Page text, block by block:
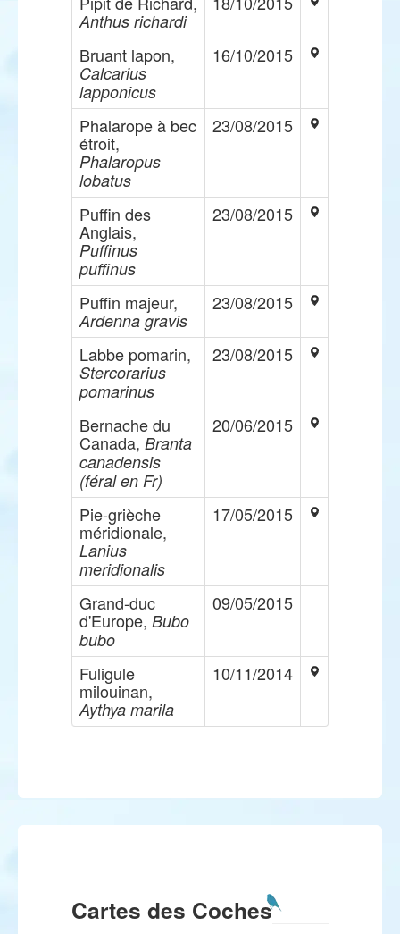
Anthus richardi
Bruant lapon,
Calcarius
lapponicus
16/10/2015
Phalarope à bec
étroit,
Phalaropus
lobatus
23/08/2015
Puffin des
Anglais,
Puffinus
puffinus
23/08/2015
Puffin majeur,
Ardenna gravis
23/08/2015
Labbe pomarin,
Stercorarius
pomarinus
23/08/2015
Bernache du
Canada, Branta
canadensis
(féral en Fr)
20/06/2015
Pie-grièche
méridionale,
Lanius
meridionalis
17/05/2015
Grand-duc
d'Europe, Bubo
bubo
09/05/2015
Fuligule
milouinan,
Aythya marila
10/11/2014
Cartes des Coches